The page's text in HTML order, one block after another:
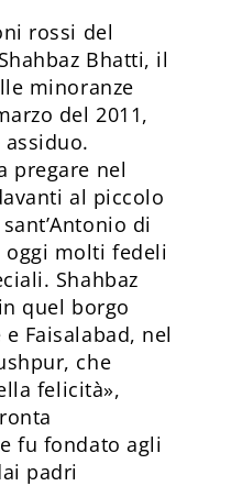
rossi del
Bhatti, il
minoranze
del 2011,
pregare nel
al piccolo
di
oggi molti fedeli
Shahbaz
quel borgo
Faisalabad, nel
che
felicità»,
fu fondato agli
padri